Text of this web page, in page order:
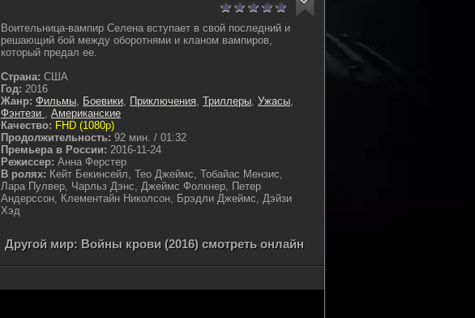
Воительница-вампир Селена вступает в свой последний и
решающий бой между оборотнями и кланом вампиров,
который предал ее.
Страна: США
Год: 2016
Жанр: Фильмы, Боевики, Приключения, Триллеры, Ужасы,
Фэнтези , Американские
Качество: FHD (1080p)
Продолжительность: 92 мин. / 01:32
Премьера в России: 2016-11-24
Режиссер: Анна Ферстер
В ролях: Кейт Бекинсейл, Тео Джеймс, Тобайас Мензис,
Лара Пулвер, Чарльз Дэнс, Джеймс Фолкнер, Петер
Андерссон, Клементайн Николсон, Брэдли Джеймс, Дэйзи
Хэд
Другой мир: Войны крови (2016) смотреть онлайн